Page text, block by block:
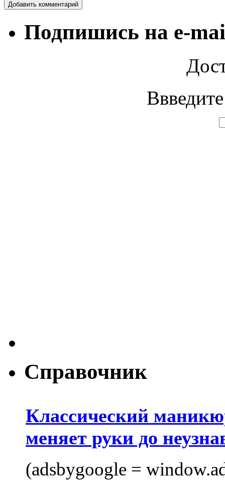
Подпишись на e-
Справочник
Классический
меняет руки до
(adsbygoogle =